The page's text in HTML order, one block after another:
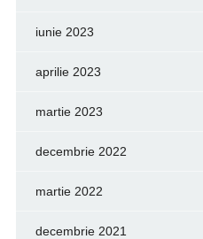
iunie 2023
aprilie 2023
martie 2023
decembrie 2022
martie 2022
decembrie 2021